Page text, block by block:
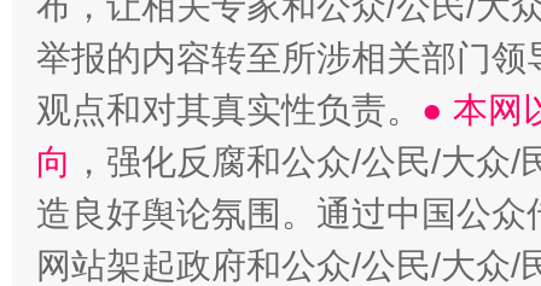
举报的内容转至所涉相关部门
观点和对其真实性负责。 ● 本网
向 ，强化反腐和公众/公民/大众
造良好舆论氛围。通过中国公
网站架起政府和公众/公民/大众